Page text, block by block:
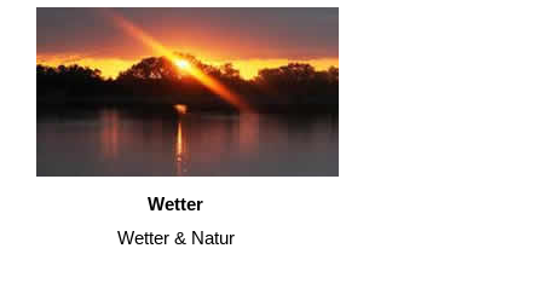
Wetter
Wetter & Natur